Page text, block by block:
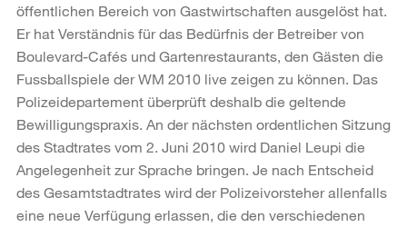
öffentlichen Bereich von Gastwirtschaften ausgelöst hat.
Er hat Verständnis für das Bedürfnis der Betreiber von
Boulevard-Cafés und Gartenrestaurants, den Gästen die
Fussballspiele der WM 2010 live zeigen zu können. Das
Polizeidepartement überprüft deshalb die geltende
Bewilligungspraxis. An der nächsten ordentlichen Sitzung
des Stadtrates vom 2. Juni 2010 wird Daniel Leupi die
Angelegenheit zur Sprache bringen. Je nach Entscheid
des Gesamtstadtrates wird der Polizeivorsteher allenfalls
eine neue Verfügung erlassen, die den verschiedenen